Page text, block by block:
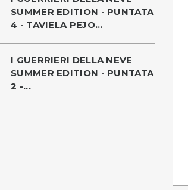
SUMMER EDITION - PUNTATA
4 - TAVIELA PEJO...
I GUERRIERI DELLA NEVE
SUMMER EDITION - PUNTATA
2 -...